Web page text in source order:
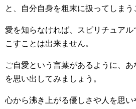
と、自分自身を粗末に扱ってしまう
愛を知らなければ、スピリチュア
こすことは出来ません。
ご自愛という言葉があるように、
を思い出してみましょう。
心から沸き上がる優しさや人を思い